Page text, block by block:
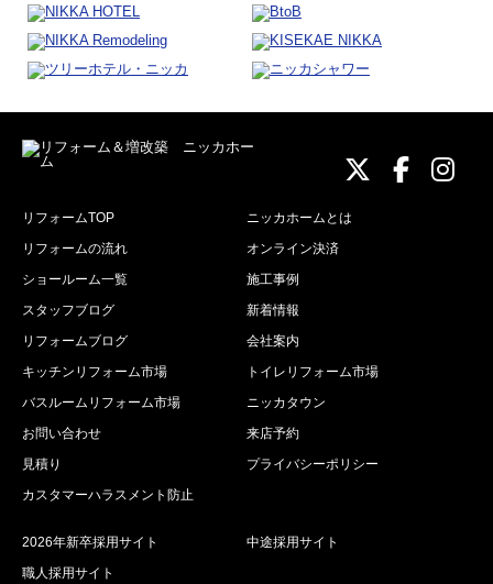
ニッカ
ニッニ
リフォームTOP
ニッカホームとは
リフォームの流れ
オンライン決済
ショールーム一覧
施工事例
スタッフブログ
新着情報
リフォームブログ
会社案内
キッチンリフォーム市場
トイレリフォーム市場
バスルームリフォーム市場
ニッカタウン
お問い合わせ
来店予約
見積り
プライバシーポリシー
カスタマーハラスメント防止
2026年新卒採用サイト
中途採用サイト
職人採用サイト